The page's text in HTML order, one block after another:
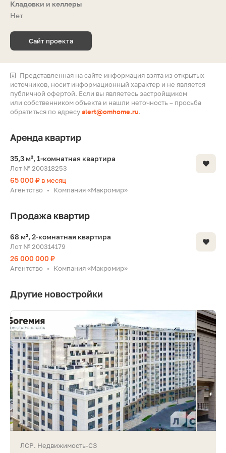
Кладовки и келлеры
Нет
Сайт проекта
Представленная на сайте информация взята из открытых
источников, носит информационный характер и не является
публичной офертой. Если вы являетесь застройщиком
или собственником объекта и нашли неточность – просьба
обратиться по адресуalert@omhome.ru.
Аренда квартир
35,3 м², 1-комнатная квартира
Лот № 200318253
65 000 ₽ в месяц
Агентство
• Компания «Макромир»
Продажа квартир
68 м², 2-комнатная квартира
Лот № 200314179
26 000 000 ₽
Агентство • Компания «Макромир»
Другие новостройки
ЛСР. Недвижимость-СЗ